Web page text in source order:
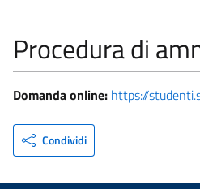
Procedura di
Domanda online: https://
Condividi